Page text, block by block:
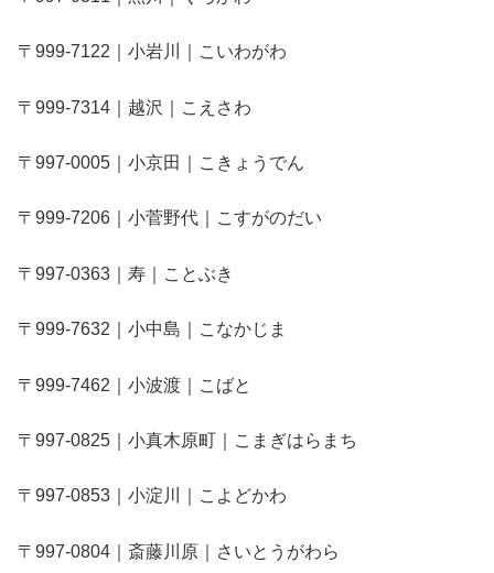
〒999-7122｜小岩川｜こいわがわ
〒999-7314｜越沢｜こえさわ
〒997-0005｜小京田｜こきょうでん
〒999-7206｜小菅野代｜こすがのだい
〒997-0363｜寿｜ことぶき
〒999-7632｜小中島｜こなかじま
〒999-7462｜小波渡｜こばと
〒997-0825｜小真木原町｜こまぎはらまち
〒997-0853｜小淀川｜こよどかわ
〒997-0804｜斎藤川原｜さいとうがわら